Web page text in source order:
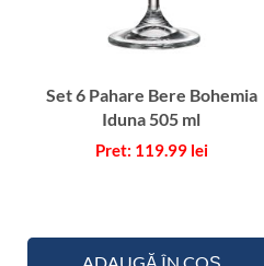
Set 6 Pahare Bere Bohemia
Iduna 505 ml
119.99 lei